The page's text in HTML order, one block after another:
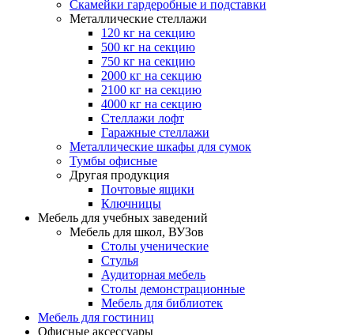
Скамейки гардеробные и подставки
Металлические стеллажи
120 кг на секцию
500 кг на секцию
750 кг на секцию
2000 кг на секцию
2100 кг на секцию
4000 кг на секцию
Стеллажи лофт
Гаражные стеллажи
Металлические шкафы для сумок
Тумбы офисные
Другая продукция
Почтовые ящики
Ключницы
Мебель для учебных заведений
Мебель для школ, ВУЗов
Столы ученические
Стулья
Аудиторная мебель
Столы демонстрационные
Мебель для библиотек
Мебель для гостиниц
Офисные аксессуары